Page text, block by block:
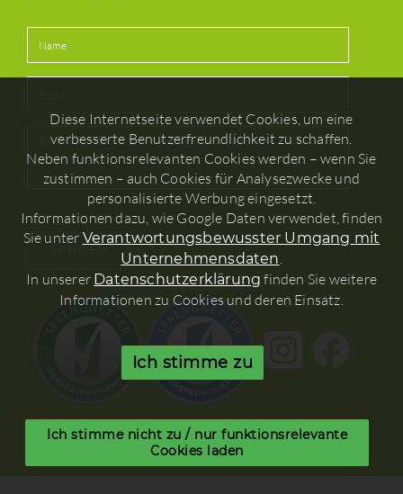
Diese Internetseite verwendet Cookies, um eine
verbesserte Benutzerfreundlichkeit zu schaffen.
Neben funktionsrelevanten Cookies werden – wenn Sie
zustimmen – auch Cookies für Analysezwecke und
personalisierte Werbung eingesetzt.
Informationen dazu, wie Google Daten verwendet, finden
Sie unter Verantwortungsbewusster Umgang mit
Unternehmensdaten.
In unserer Datenschutzerklärung finden Sie weitere
Informationen zu Cookies und deren Einsatz.
Ich stimme zu
Ich stimme nicht zu / nur funktionsrelevante
Cookies laden